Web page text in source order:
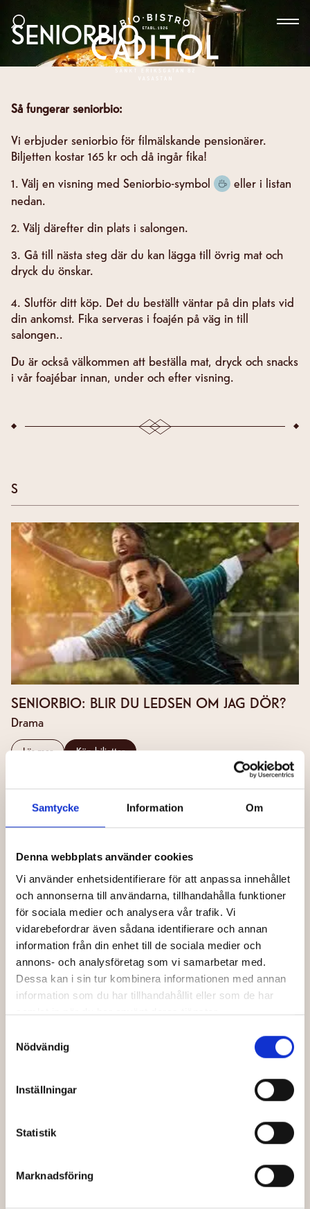
Samtycke Information Om
Denna webbplats använder cookies
Vi använder enhetsidentifierare för att anpassa innehållet
och annonserna till användarna, tillhandahålla funktioner
för sociala medier och analysera vår trafik. Vi
vidarebefordrar även sådana identifierare och annan
information från din enhet till de sociala medier och
annons- och analysföretag som vi samarbetar med.
Dessa kan i sin tur kombinera informationen med annan
information som du har tillhandahållit eller som de har
samlat in när du har använt deras tjänster.
Nödvändig
Inställningar
Statistik
Marknadsföring
Hoppa
till
huvudinnehåll
Bio Capitol
Sök bland filmer
SENIORBIO
Så fungerar seniorbio:
Vi erbjuder seniorbio för filmälskande pensionärer.
Biljetten kostar 165 kr och då ingår fika!
1. Välj en visning med Seniorbio-symbol
eller i listan
nedan.
2. Välj därefter din plats i salongen.
3. Gå till nästa steg där du kan lägga till övrig mat och
dryck du önskar.
4. Slutför ditt köp. Det du beställt väntar på din plats vid
din ankomst. Fika serveras i foajén på väg in till
salongen..
Du är också välkommen att beställa mat, dryck och snacks
i vår foajébar innan, under och efter visning.
S
SENIORBIO: BLIR DU LEDSEN OM JAG DÖR?
Drama
Läs mer Köp biljetter
SENIORBIO: FLAGGAN
Komedi